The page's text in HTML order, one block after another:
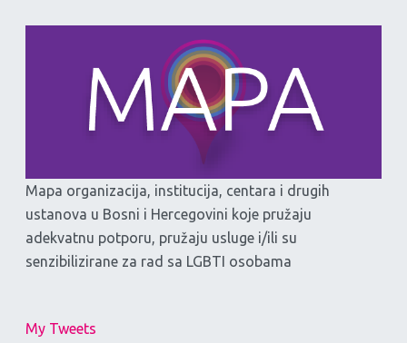
Mapa organizacija, institucija, centara i drugih
ustanova u Bosni i Hercegovini koje pružaju
adekvatnu potporu, pružaju usluge i/ili su
senzibilizirane za rad sa LGBTI osobama
My Tweets